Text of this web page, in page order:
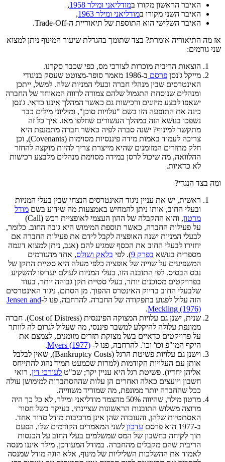
האיבר הראשון מקורו במודליאני ומילר 1958
,
האיבר השני מקורו במודליאני ומילר 1963
,
האיבר השלישי הוא התוספת של תיאוריית ה-Trade-Off.
אז מה התיאוריה אומרת? בצד שתומך בהגדלת שיעור המינוף ניתן למצוא
שני גורמים:
הוצאות הריבית מוכרות לצורכי מס, כפי שכבר סקרנו.
מייקל ג'נסן פרסם
ב-1986 מאמר סופר-מצוטט שעסק בניגודי
האינטרסים שבין מנהלי חברה ובעלי המניות שלה. למשל, ייתכן
ומנהלים שנוסחת התגמול שלהם צמודה לרווח המאוחד של החברה
ישאפו לבצע מיזוגים ורכישות גם כאשר המהלך איננו כדאי. ג'נסן
כינה את התופעה הזו בשם "עלויות סוכן", ומיליוני מילים כבר
נשפכו בנושא הזה במהלך העשורים שחלפו מאז. איך כל זה
מתקשר למינוף? ישנה סברה לפיה כאשר חברה מתמנפת היא
צריכה לעמוד באמות מידה פיננסיות מסוימות (Covenants), וכן
חלק מתזרים המזומנים שהיא מייצרת צריך להיות מוקצה להחזר
ההלוואה, מה שיכול לרסן במידה מסוימת מנהלים מלבצע רכישות
לא כדאיות.
ומה בצד הנגדי?
ראשית, יש את עניין ניגוד האינטרסים הנצחי שבין בעלי המניות
ובעלי החוב, אותו ניתן להמחיש באמצעות מה שידוע בשם מודל
מרטון
, והוא ההקבלה של ההון העצמי לאופציית רכש (Call)
על פעילות החברה, כאשר תוספת המימוש היא גובה החוב. כלומר,
לבעלי המניות ישנה האופציה לקבל לידם את פעילות החברה אם
יחזירו לבעלי החוב את הכסף שמגיע להם (אגב, ניתן למצוא דוגמה
מספרית בנושא בפרק 9 ). לפי בלאק ושולס, אחד מהגורמים
המשפיעים על שוייה של אופציה כלפי מעלה היא סטיית התקן של
נכס הבסיס. לפי התובנה הזו, בעלי המניות לעולם יעדיפו להשקיע
בפרויקטים מסוכנים יותר, בעלי סטיית תקן גבוהה יותר, בעוד
שלבעלי החוב בדיוק האינטרס ההפוך. מן הסתם, ניגוד האינטרסים
הזה עלול לפגוע בתפקודה של החברה. להרחבה, פנו ל-Jensen and
Meckling (1976)
.
שנית, ישנן גם עלויות המצוקה הפיננסית (Cost of Distress). חברה
ממונפת עלולה להיקלע למשבר פיננסי, מה שעלול לגרום לה לוותר
על פרויקטים כדאיים בשל מצוקת תזרים מזומנים, לצמצם את
היקף המו"פ וכו' וכו'. להרחבה, פנו ל- Myers (1977)
.
וישנן גם עלויות פשיטת הרגל (Bankruptcy Costs), שאין לבלבל
אותן עם העלויות הקודמות (למרות שכמעט תמיד נהוג להתייחס
אליהן יחדיו). פשיטת רגל היא עניין יקר; שכ"ט לעורכי דין, רואי
חשבון ויועצים כאלה ואחרים הן עלות שההסתברות למימושן עולה
ככל שהחברה יותר ממונפת, מה שמוריד משווייה.
מרטון מילר, שהיווה 50% מהצמד מודליאני ומילר, לא כל כך היה
מרוצה משלוש התובנות הראשונות שציינתי, בעיקר בשל חסור
האסתטיות שלהן, והעובדה שהן אינן מרכיבות מודל סדור אחד.
ב-1977 הוא פרסם
עדכון לשני המאמרים הקודמים שלו, הפעם
תוך לקיחה בחשבון של המס שמשלמים בעלי החוב על הכנסות
הריבית שהם מקבלים מהחברה. במודל המעודכן, מילר איננו מנסה
לאמוד את ההשלכות השליליות של מינוף, אלא הוגה מודל שמנסה